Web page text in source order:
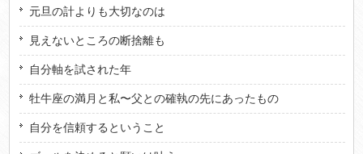
元旦の計よりも大切なのは
見えないところの断捨離も
自分軸を試された年
牡牛座の満月と私〜父との確執の先にあったもの
自分を信頼するということ